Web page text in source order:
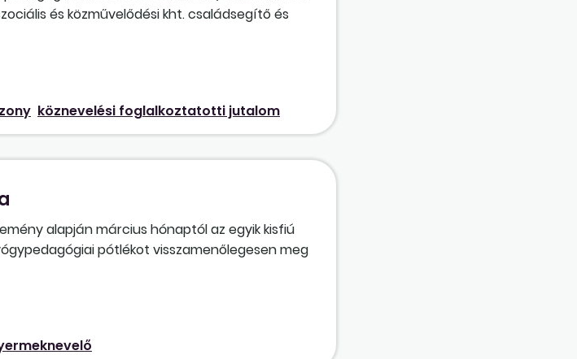
és közművelődési kht. családsegítő és
részvételhez a kolléganő fenti időszakát
azzal, hogy az OH-tól függetlenül a fenti
számíthatjuk be, mert sem a foglalkoztató
bekezdéseinek és a 401/2023. Korm.
köznevelési foglalkoztatotti jutalom
alapján március hónaptól az egyik kisfiú
pótlékot visszamenőlegesen meg
A kisgyermek jelenleg is a bölcsődébe jár.